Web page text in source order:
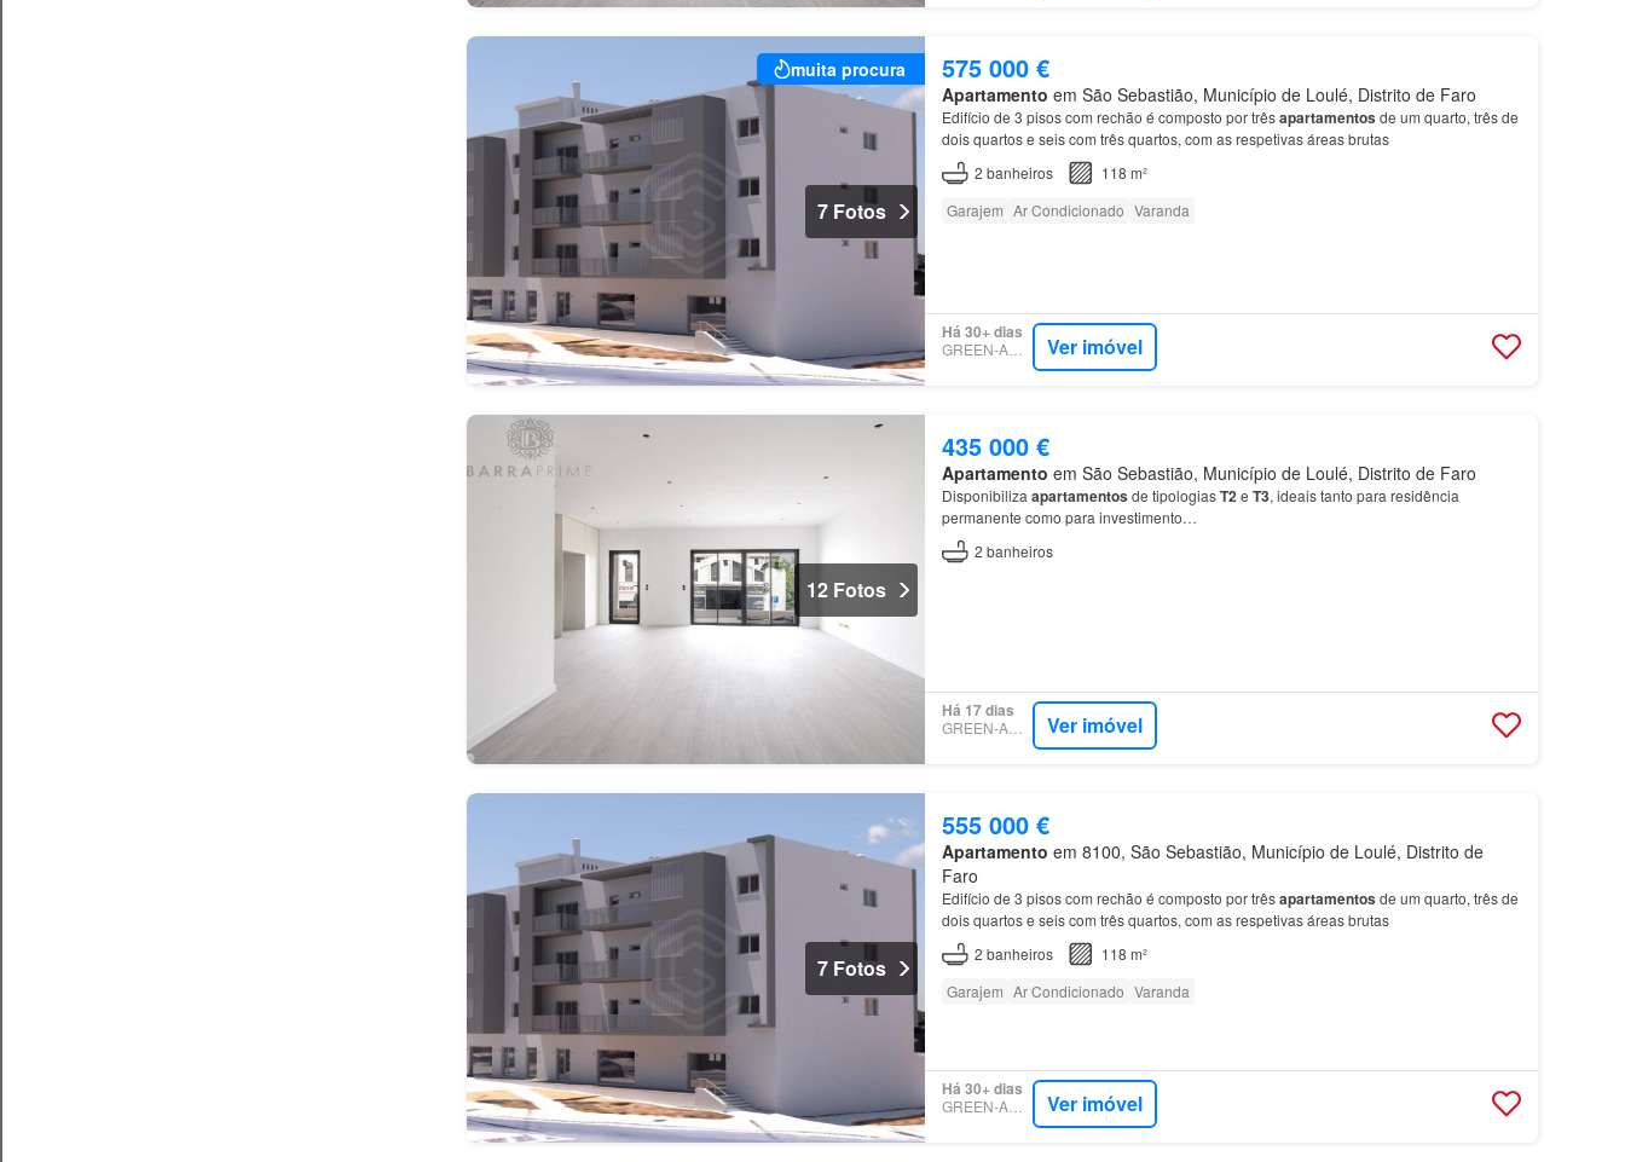
muita procura
7 Fotos
575 000 €
Apartamento em São Sebastião, Município de Loulé, Distrito de Faro
Edifício de 3 pisos com rechão é composto por trêsapartamentos de um quarto, três de
dois quartos e seis com três quartos, com as respetivas áreas brutas
2 banheiros
118 m²
Garajem Ar Condicionado Varanda
Há 30+ dias
GREEN-ACRES Ver imóvel
12 Fotos
435 000 €
Apartamento em São Sebastião, Município de Loulé, Distrito de Faro
Disponibiliza apartamentos de tipologiasT2e T3, ideais tanto para residência
permanente como para investimento…
2 banheiros
Há 17 dias
GREEN-ACRES Ver imóvel
7 Fotos
555 000 €
Apartamento em 8100, São Sebastião, Município de Loulé, Distrito de
Faro
Edifício de 3 pisos com rechão é composto por trêsapartamentos de um quarto, três de
dois quartos e seis com três quartos, com as respetivas áreas brutas
2 banheiros
118 m²
Garajem Ar Condicionado Varanda
Há 30+ dias
GREEN-ACRES Ver imóvel